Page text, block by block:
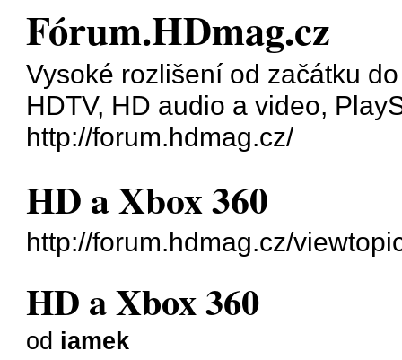
Fórum.HDmag.cz
Vysoké rozlišení od začátku
HDTV, HD audio a video,
http://forum.hdmag.cz/
HD a Xbox 360
http://forum.hdmag.cz/
HD a Xbox 360
od iamek